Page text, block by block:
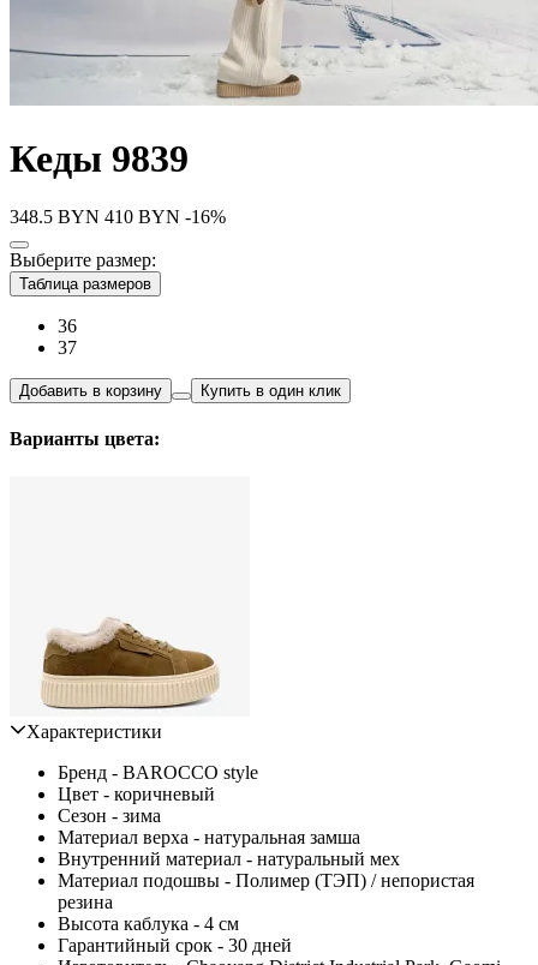
Кеды 9839
348.5 BYN 410 BYN -16%
Выберите размер:
Таблица размеров
36
37
Добавить в корзину Купить в один клик
Варианты цвета:
Характеристики
Бренд - BAROCCO style
Цвет - коричневый
Сезон - зима
Материал верха - натуральная замша
Внутренний материал - натуральный мех
Материал подошвы - Полимер (ТЭП) / непористая
резина
Высота каблука - 4 см
Гарантийный срок - 30 дней